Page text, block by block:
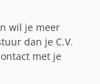
wil je meer
dan je C.V.
met je